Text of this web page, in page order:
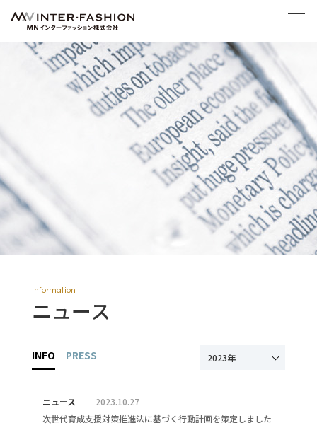
Information
ニュース
INFO PRESS 2023年
ニュース
2023.10.27
次世代育成支援対策推進法に基づく行動計画を策定しました